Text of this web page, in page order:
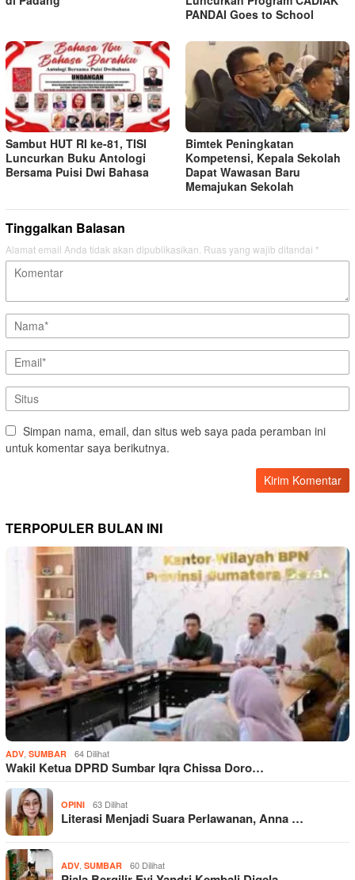
PANDAI Goes to School
Sambut HUT RI ke-81, TISI
Luncurkan Buku Antologi
Bersama Puisi Dwi Bahasa
Bimtek Peningkatan
Kompetensi, Kepala Sekolah
Dapat Wawasan Baru
Memajukan Sekolah
Tinggalkan Balasan
Alamat email Anda tidak akan dipublikasikan. Ruas yang wajib ditandai *
Simpan nama, email, dan situs web saya pada peramban ini
untuk komentar saya berikutnya.
TERPOPULER BULAN INI
ADV, SUMBAR 64 Dilihat
Wakil Ketua DPRD Sumbar Iqra Chissa Doro…
OPINI 63 Dilihat
Literasi Menjadi Suara Perlawanan, Anna …
ADV, SUMBAR 60 Dilihat